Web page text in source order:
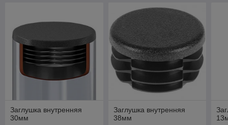
Заглушка внутренняя
30мм
Заглушка внутренняя
38мм